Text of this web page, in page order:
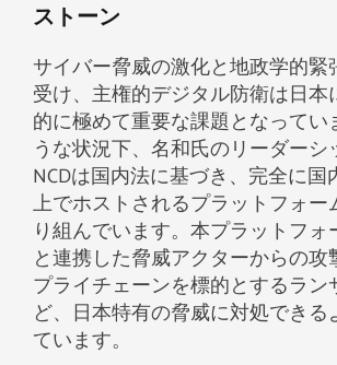
ストーン
サイバー脅威の激化と地政学的緊
受け、主権的デジタル防衛は日本
的に極めて重要な課題となってい
うな状況下、名和氏のリーダーシ
NCDは国内法に基づき、完全に国
上でホストされるプラットフォー
り組んでいます。本プラットフ
と連携した脅威アクターからの攻
プライチェーンを標的とするラン
ど、日本特有の脅威に対処でき
ています。